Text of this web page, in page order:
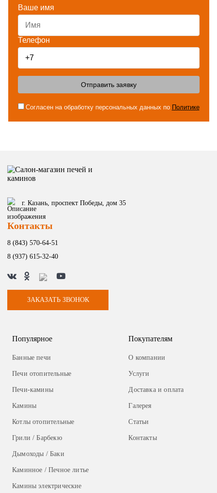
Ваше имя
Телефон
Отправить заявку
Согласен на обработку персональных данных по Политике
г. Казань, проспект Победы, дом 35
Контакты
8 (843) 570-64-51
8 (937) 615-32-40
ЗАКАЗАТЬ ЗВОНОК
Популярное
Банные печи
Печи отопительные
Печи-камины
Камины
Котлы отопительные
Грили / Барбекю
Дымоходы / Баки
Каминное / Печное литье
Камины электрические
Покупателям
О компании
Услуги
Доставка и оплата
Галерея
Статьи
Контакты